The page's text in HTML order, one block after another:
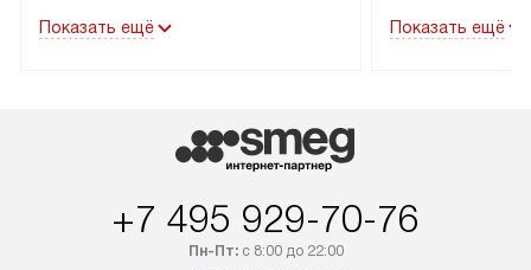
до подъезда. Доставка за пределы
маркировку «в наличии», может
быть отправлен покупателю
в Санкт-Петербург и другие
регионы осуществляется через
Показать ещё
коммуникациям.
подключения к
Показать ещё
+7 495 929-70-76
Пн-Пт:с 8:00 до 22:00